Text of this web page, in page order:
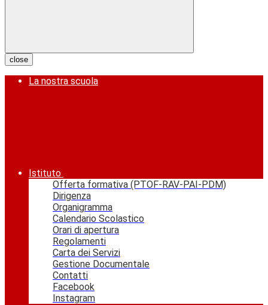
close
La nostra scuola
Istituto
Offerta formativa (PTOF-RAV-PAI-PDM)
Dirigenza
Organigramma
Calendario Scolastico
Orari di apertura
Regolamenti
Carta dei Servizi
Gestione Documentale
Contatti
Facebook
Instagram